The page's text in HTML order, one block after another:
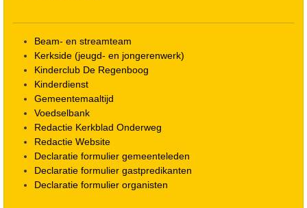
Beam- en streamteam
Kerkside (jeugd- en jongerenwerk)
Kinderclub De Regenboog
Kinderdienst
Gemeentemaaltijd
Voedselbank
Redactie Kerkblad Onderweg
Redactie Website
Declaratie formulier gemeenteleden
Declaratie formulier gastpredikanten
Declaratie formulier organisten